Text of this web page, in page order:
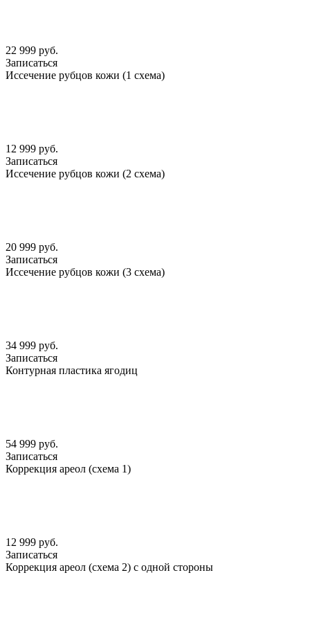
22 999 руб.
Записаться
Иссечение рубцов кожи (1 схема)
12 999 руб.
Записаться
Иссечение рубцов кожи (2 схема)
20 999 руб.
Записаться
Иссечение рубцов кожи (3 схема)
34 999 руб.
Записаться
Контурная пластика ягодиц
54 999 руб.
Записаться
Коррекция ареол (схема 1)
12 999 руб.
Записаться
Коррекция ареол (схема 2) с одной стороны